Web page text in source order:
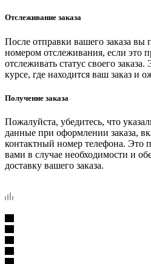
Отслеживание заказа
После отправки вашего заказа вы
номером отслеживания, если это
отслеживать статус своего
курсе, где находится ваш заказ и
Получение заказа
Пожалуйста, убедитесь, что
данные при оформлении заказа,
контактный номер телефона. Это
вами в случае необходимости и
доставку вашего заказа.